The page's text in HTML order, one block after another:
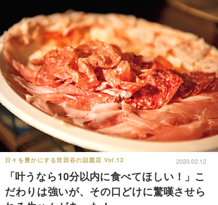
日々を豊かにする世田谷の話題店 Vol.12 2020.02.12
「叶うなら10分以内に食べてほしい！」こ
だわりは強いが、その口どけに驚嘆させら